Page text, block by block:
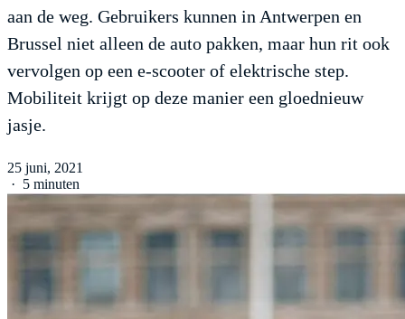
aan de weg. Gebruikers kunnen in Antwerpen en
Brussel niet alleen de auto pakken, maar hun rit ook
vervolgen op een e-scooter of elektrische step.
Mobiliteit krijgt op deze manier een gloednieuw
jasje.
25 juni, 2021
· 5 minuten